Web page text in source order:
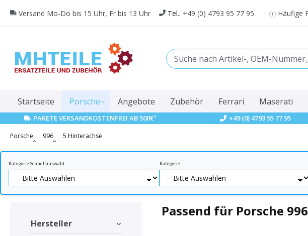
Zur Hauptnavigation springen
Versand Mo-Do bis 15 Uhr, Fr bis 13 Uhr Tel.: +49 (0) 4793 95 77 95 Häufige
Startseite Porsche Angebote Zubehör Ferrari Maserati
PAKETE VERSANDKOSTENFREI AB 500€1 +49 (0) 4793 95 77 95
Porsche 996 5 Hinterachse
Kategorie Schnellauswahl Kategorie
Hersteller
Passend für Porsche